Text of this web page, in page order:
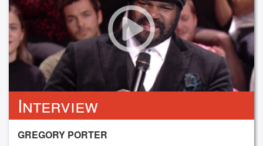
Interview
GREGORY PORTER